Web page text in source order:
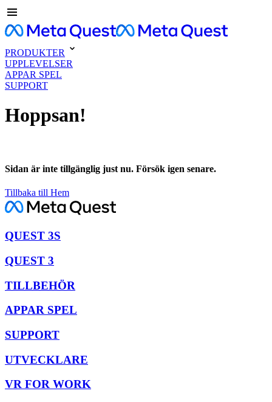
PRODUKTER
UPPLEVELSER
APPAR SPEL
SUPPORT
Hoppsan!
Sidan är inte tillgänglig just nu. Försök igen senare.
Tillbaka till Hem
QUEST 3S
QUEST 3
TILLBEHÖR
APPAR SPEL
SUPPORT
UTVECKLARE
VR FOR WORK